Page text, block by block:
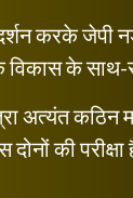
करके जेपी
के साथ-
अत्यंत कठिन
की